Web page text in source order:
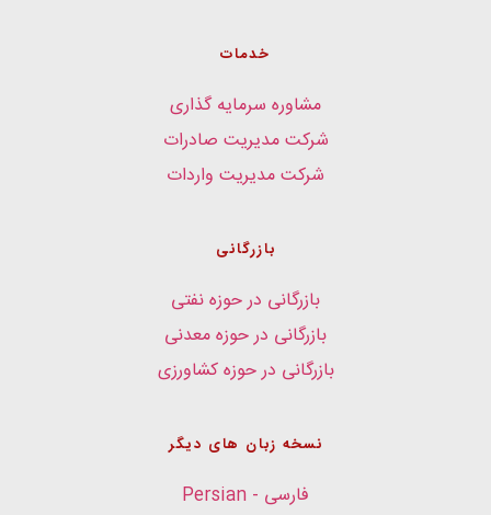
خدمات
مشاوره سرمایه گذاری
شرکت مدیریت صادرات
شرکت مدیریت واردات
بازرگانی
بازرگانی در حوزه نفتی
بازرگانی در حوزه معدنی
بازرگانی در حوزه کشاورزی
نسخه زبان های دیگر
فارسی - Persian